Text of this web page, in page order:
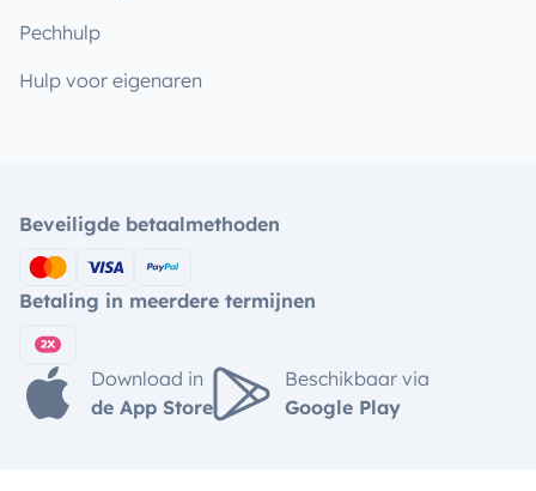
Pechhulp
Hulp voor eigenaren
Beveiligde betaalmethoden
Betaling in meerdere termijnen
Download in
de App Store
Beschikbaar via
Google Play